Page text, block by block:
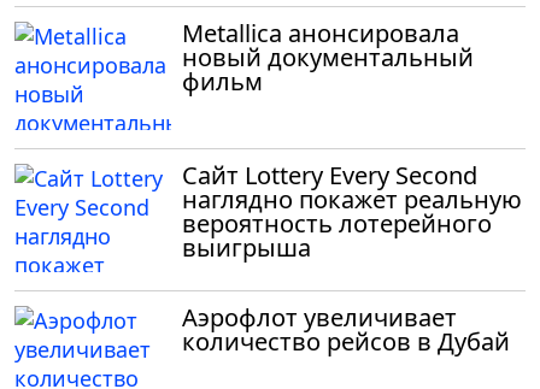
Metallica анонсировала
новый документальный
фильм
Сайт Lottery Every Second
наглядно покажет реальную
вероятность лотерейного
выигрыша
Аэрофлот увеличивает
количество рейсов в Дубай